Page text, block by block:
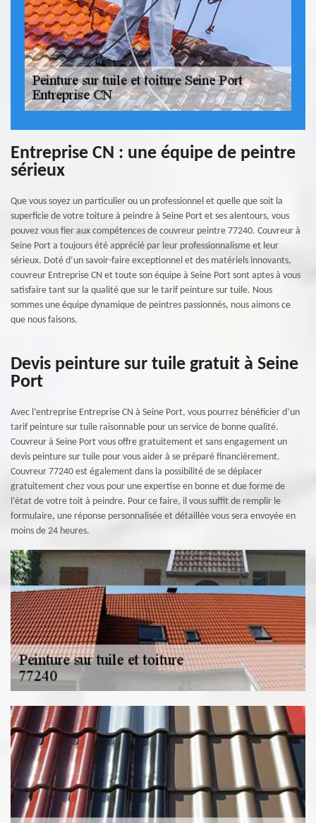
Entreprise CN : une équipe de peintre
sérieux
Que vous soyez un particulier ou un professionnel et quelle que soit la
superficie de votre toiture à peindre à Seine Port et ses alentours, vous
pouvez vous fier aux compétences de couvreur peintre 77240. Couvreur à
Seine Port a toujours été apprécié par leur professionnalisme et leur
sérieux. Doté d’un savoir-faire exceptionnel et des matériels innovants,
couvreur Entreprise CN et toute son équipe à Seine Port sont aptes à vous
satisfaire tant sur la qualité que sur le tarif peinture sur tuile. Nous
sommes une équipe dynamique de peintres passionnés, nous aimons ce
que nous faisons.
Devis peinture sur tuile gratuit à Seine
Port
Avec l’entreprise Entreprise CN à Seine Port, vous pourrez bénéficier d’un
tarif peinture sur tuile raisonnable pour un service de bonne qualité.
Couvreur à Seine Port vous offre gratuitement et sans engagement un
devis peinture sur tuile pour vous aider à se préparé financièrement.
Couvreur 77240 est également dans la possibilité de se déplacer
gratuitement chez vous pour une expertise en bonne et due forme de
l’état de votre toit à peindre. Pour ce faire, il vous suffit de remplir le
formulaire, une réponse personnalisée et détaillée vous sera envoyée en
moins de 24 heures.